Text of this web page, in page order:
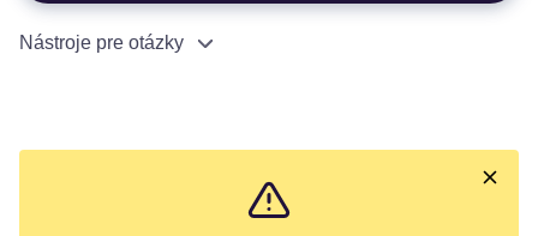
Nástroje pre otázky